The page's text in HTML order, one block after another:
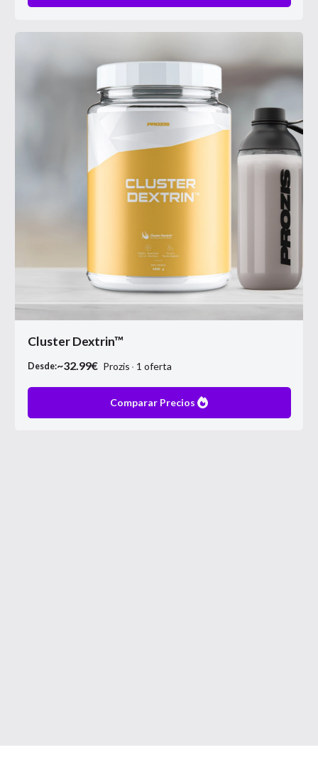
Cluster Dextrin™
Desde:~32.99€ Prozis 1 oferta
Comparar Precios